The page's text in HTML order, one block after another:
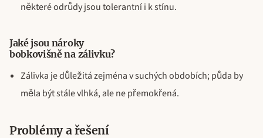
některé odrůdy jsou tolerantní i k stínu.
Jaké jsou nároky
bobkovišně na zálivku?
Zálivka je důležitá zejména v suchých obdobích; půda by
měla být stále vlhká, ale ne přemokřená.
Problémy a řešení